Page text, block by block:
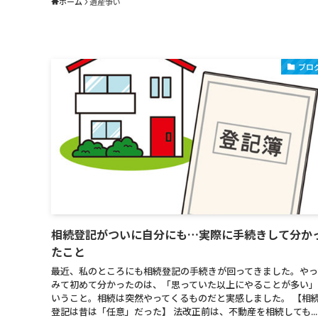
ブロ
相続登記がついに自分にも…実際に手続きして分か
たこと
最近、私のところにも相続登記の手続きが回ってきました。や
みて初めて分かったのは、「思っていた以上にやることが多い
いうこと。相続は突然やってくるものだと実感しました。 【相
登記は昔は「任意」だった】 法改正前は、不動産を相続しても...